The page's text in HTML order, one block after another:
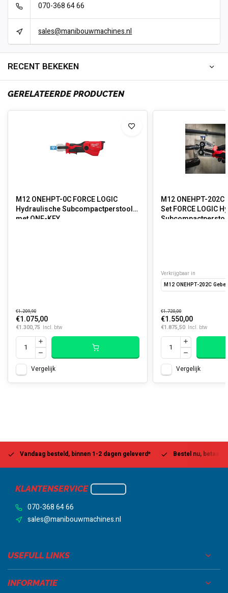
070-368 64 66
sales@manibouwmachines.nl
RECENT BEKEKEN
GERELATEERDE PRODUCTEN
M12 ONEHPT-0C FORCE LOGIC
Hydraulische Subcompactperstool
met ONE-KEY
€1.209,90
€1.075,00
€1.300,75 Incl. btw
Vergelijk
M12 ONEHPT-
Set FORCE LOGIC
Verkrijgbaar in
M12 ONEHPT-202C
€1.720,00
€1.550,00
€1.875,50 Incl. btw
Vergelijk
Vandaag besteld, binnen 1-2 dagen geleverd* Bestel nu, betaal
KLANTENSERVICE
070-368 64 66
sales@manibouwmachines.nl
USEFULL LINKS
INFORMATIE